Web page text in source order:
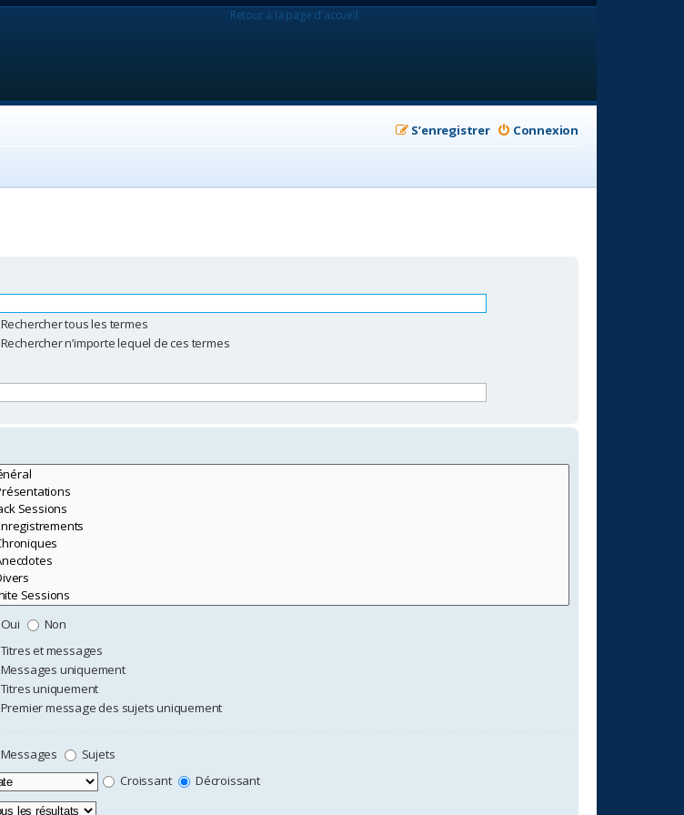
Retour à la page d'accueil
Connexion
S’enregistrer
Rechercher tous les termes
Rechercher n’importe lequel de ces termes
Oui
Non
Titres et messages
Messages uniquement
Titres uniquement
Premier message des sujets uniquement
Messages
Sujets
Croissant
Décroissant